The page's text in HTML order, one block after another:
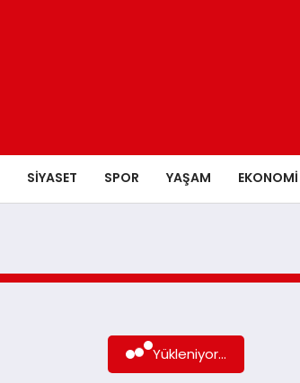
SIYASET SPOR YAŞAM EKONOMI
Yükleniyor...